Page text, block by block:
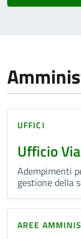
UFFICI
Ufficio
Adempimenti
gestione della
AREE